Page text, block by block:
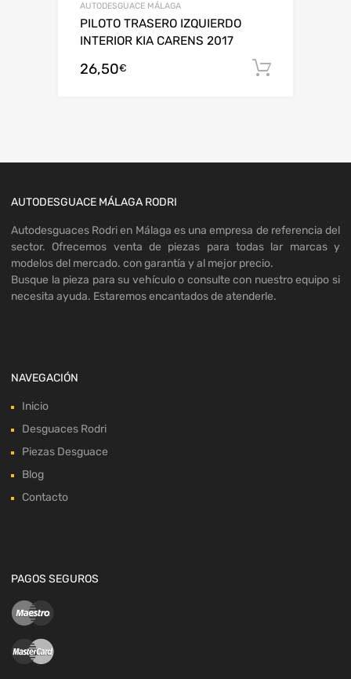
AUTODESGUACE MÁLAGA
PILOTO TRASERO IZQUIERDO
INTERIOR KIA CARENS 2017
26,50€
AUTODESGUACE MÁLAGA RODRI
Autodesguaces Rodri en Málaga es una empresa de referencia del
sector. Ofrecemos venta de piezas para todas lar marcas y
modelos del mercado. con garantía y al mejor precio.
Busque la pieza para su vehículo o consulte con nuestro equipo si
necesita ayuda. Estaremos encantados de atenderle.
NAVEGACIÓN
Inicio
Desguaces Rodri
Piezas Desguace
Blog
Contacto
PAGOS SEGUROS